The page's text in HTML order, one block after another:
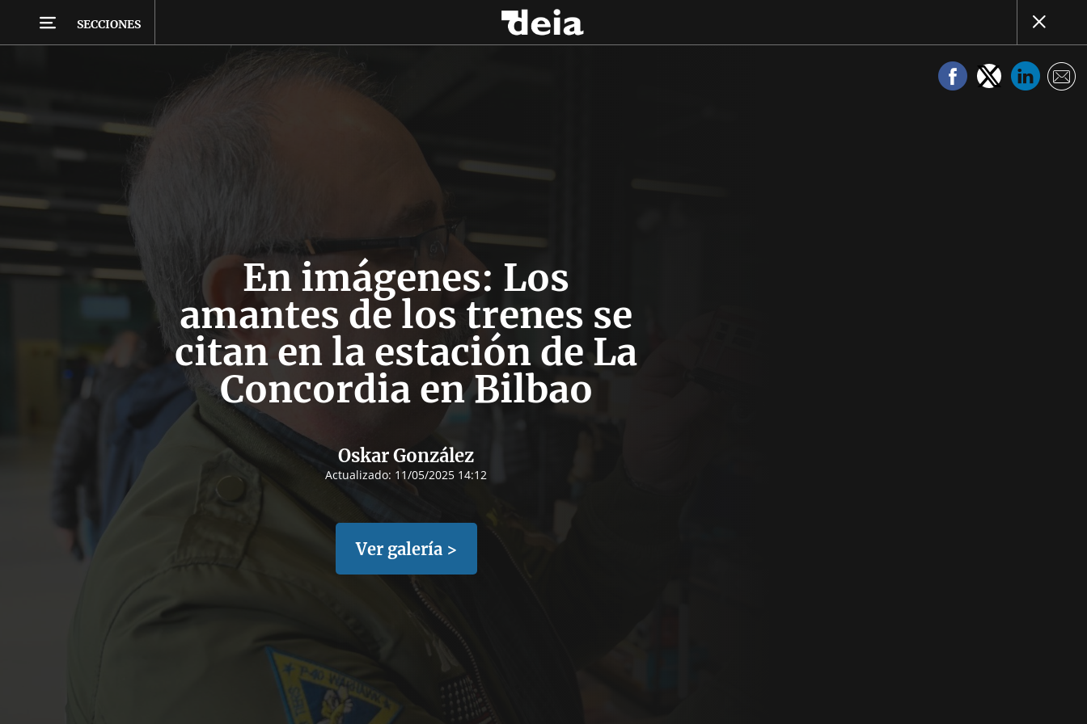
SECCIONES
En imágenes: Los
amantes de los trenes se
citan en la estación de La
Concordia en Bilbao
Oskar González
Actualizado: 11/05/2025 14:12
Ver galería >